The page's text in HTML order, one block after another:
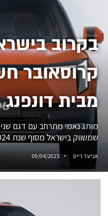
בקרוב
קרוסאובר
מבית דונפנג
מותג נאמי מתרחב עם דגם
שמשווק בישראל מסוף שנת 2024.
אביעד רייס 09/04/2025